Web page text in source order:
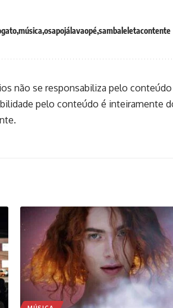
música osapojálavaopésambaleletacontente
não se responsabiliza pelo
pelo conteúdo é inteiramente